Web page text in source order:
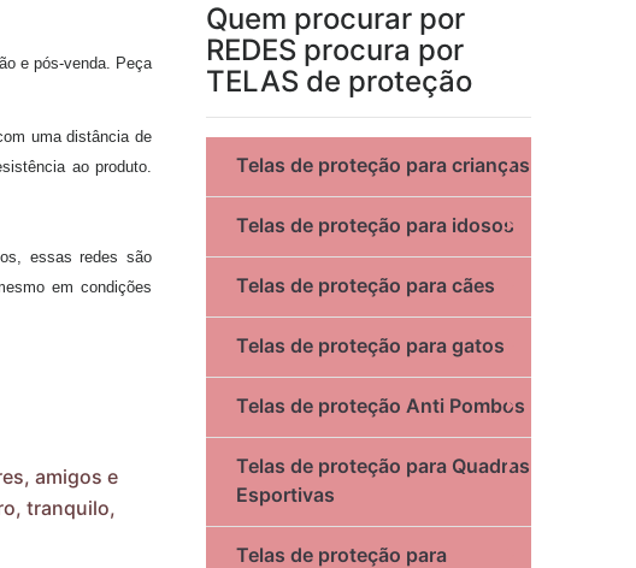
e pós-venda. Peça
uma distância de
ao produto.
essas redes são
em condições
amigos e
tranquilo,
Quem procurar por
REDES procura por
TELAS de proteção
Telas de proteção para crianças
Telas de proteção para idosos
Telas de proteção para cães
Telas de proteção para gatos
Telas de proteção Anti Pombos
Telas de proteção para Quadras
Esportivas
Telas de proteção para